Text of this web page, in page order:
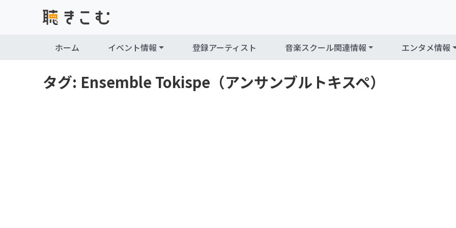
ホーム イベント情報 登録アーティスト 音楽スクール関連情報 エンタメ情報
タグ: Ensemble Tokispe（アンサンブルトキスペ）